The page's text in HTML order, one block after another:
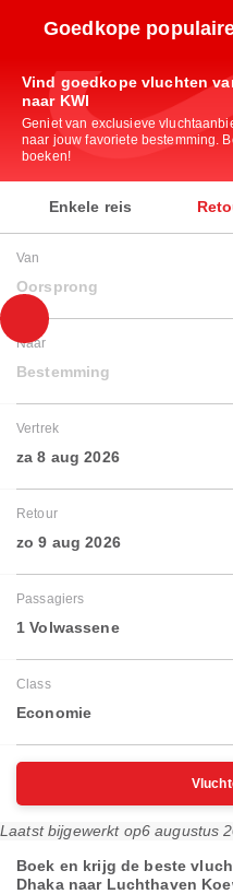
Goedkope
Vind goedkope vluchten
naar KWI
Geniet van exclusieve
naar jouw favoriete bestemming.
boeken!
Enkele reis
Van
Oorsprong
Naar
Bestemming
Vertrek
za 8 aug 2026
Retour
zo 9 aug 2026
Passagiers
1 Volwassene
Class
Economie
Laatst bijgewerkt op6 augustus
Boek en krijg de beste
Dhaka naar Luchthaven